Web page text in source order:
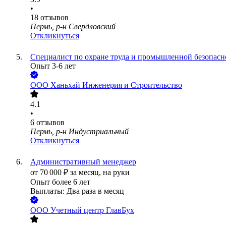
•
18 отзывов
Пермь, р-н Свердловский
Откликнуться
Специалист по охране труда и промышленной
Опыт 3-6 лет
ООО Ханьхай Инженерия и Строительство
4.1
•
6 отзывов
Пермь, р-н Индустриальный
Откликнуться
Административный менеджер
от 70 000 ₽ за месяц, на руки
Опыт более 6 лет
Выплаты: Два раза в месяц
ООО Учетный центр ГлавБух